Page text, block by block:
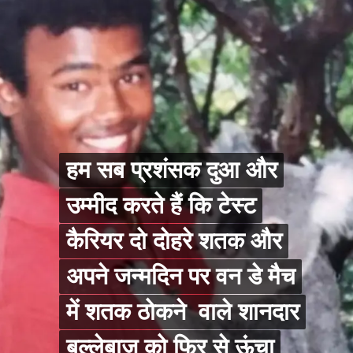
हम सब प्रशंसक दुआ और
उम्मीद करते हैं कि टेस्ट
कैरियर दो दोहरे शतक और
अपने जन्मदिन पर वन डे मैच
में शतक ठोकने वाले शानदार
बल्लेबाज को फिर से ऊंचा
हम सब प्रशंसक दुआ और
उम्मीद करते हैं कि टेस्ट
कैरियर दो दोहरे शतक और
अपने जन्मदिन पर वन डे मैच
में शतक ठोकने वाले शानदार
बल्लेबाज को फिर से ऊंचा